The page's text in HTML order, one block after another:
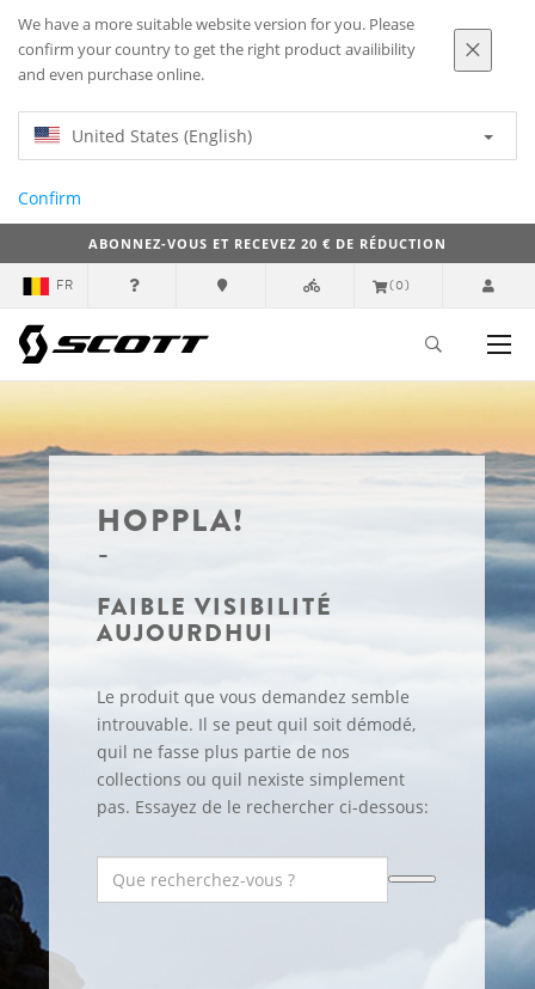
We have a more suitable website version for you. Please
confirm your country to get the right product availibility
and even purchase online.
United States (English)
Confirm
ABONNEZ-VOUS ET RECEVEZ 20 € DE RÉDUCTION
FR (0)
HOPPLA!
FAIBLE VISIBILITÉ
AUJOURDHUI
Le produit que vous demandez semble
introuvable. Il se peut quil soit démodé,
quil ne fasse plus partie de nos
collections ou quil nexiste simplement
pas. Essayez de le rechercher ci-dessous: